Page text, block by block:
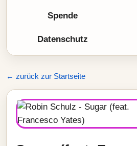
Spende
Datenschutz
← zurück zur Startseite